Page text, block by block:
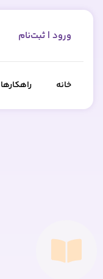
ورود | ثبت‌نام
خانه راهکارها